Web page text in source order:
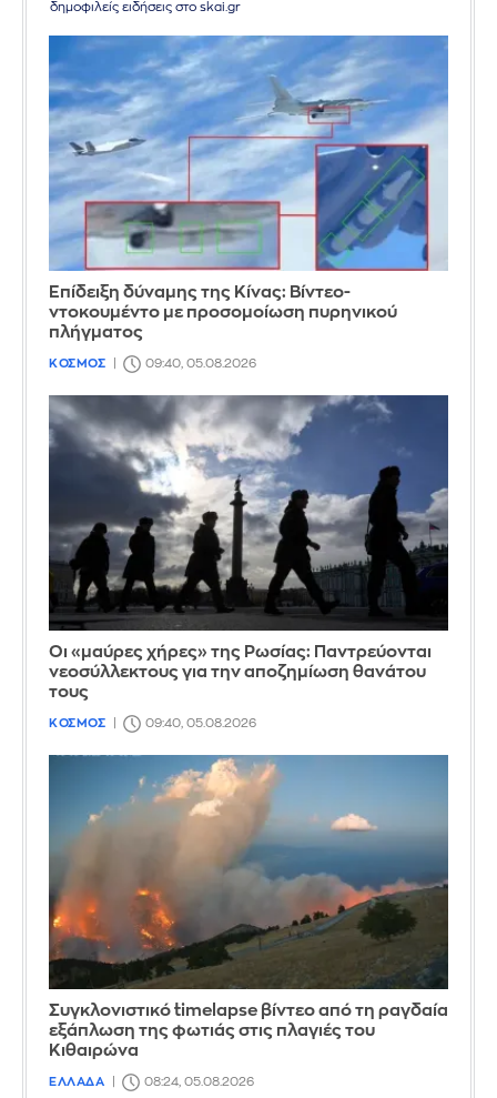
δημοφιλείς ειδήσεις στο skai.gr
Επίδειξη δύναμης της Κίνας: Βίντεο-
ντοκουμέντο με προσομοίωση πυρηνικού
πλήγματος
ΚΟΣΜΟΣ 09:40, 05.08.2026
Οι «μαύρες χήρες» της Ρωσίας: Παντρεύονται
νεοσύλλεκτους για την αποζημίωση θανάτου
τους
ΚΟΣΜΟΣ 09:40, 05.08.2026
Συγκλονιστικό timelapse βίντεο από τη ραγδαία
εξάπλωση της φωτιάς στις πλαγιές του
Κιθαιρώνα
ΕΛΛΑΔΑ 08:24, 05.08.2026